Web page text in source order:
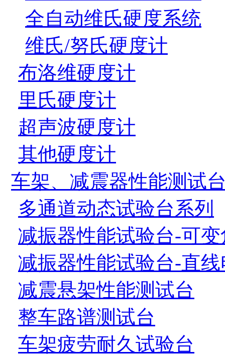
全自动维氏硬度系统
维氏/努氏硬度计
布洛维硬度计
里氏硬度计
超声波硬度计
其他硬度计
车架、减震器性能测试
多通道动态试验台系列
减振器性能试验台-可
减振器性能试验台-直
减震悬架性能测试台
整车路谱测试台
车架疲劳耐久试验台